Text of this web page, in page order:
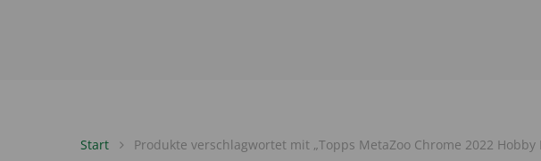
Start Produkte verschlagwortet mit „Topps MetaZoo Chrome 2022 Hobby